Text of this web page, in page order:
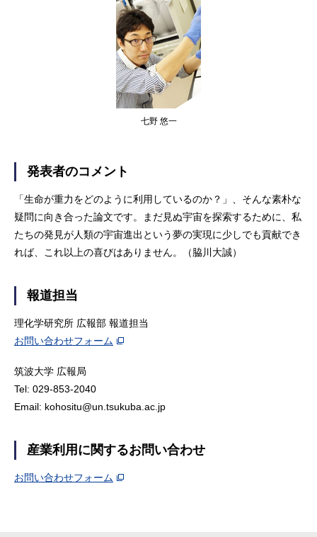
七野 悠一
発表者のコメント
「生命が重力をどのように利用しているのか？」、そんな素朴な
疑問に向き合った論文です。まだ見ぬ宇宙を探索するために、私
たちの発見が人類の宇宙進出という夢の実現に少しでも貢献でき
れば、これ以上の喜びはありません。（脇川大誠）
報道担当
理化学研究所 広報部 報道担当
お問い合わせフォーム
筑波大学 広報局
Tel: 029-853-2040
Email: kohositu@un.tsukuba.ac.jp
産業利用に関するお問い合わせ
お問い合わせフォーム